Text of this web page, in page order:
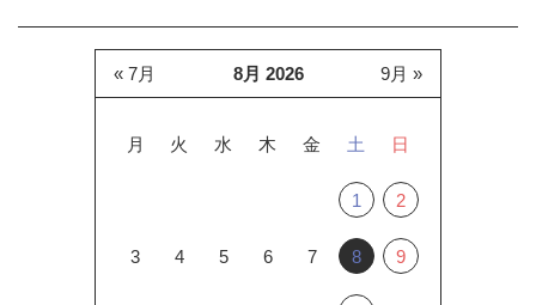
8月 2026
月 火 水 木 金 土 日
1 2
3 4 5 6 7 8 9
« 7月 9月 »